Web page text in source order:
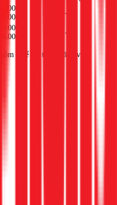
-
-
-
-
thuế giá trị gia tăng và